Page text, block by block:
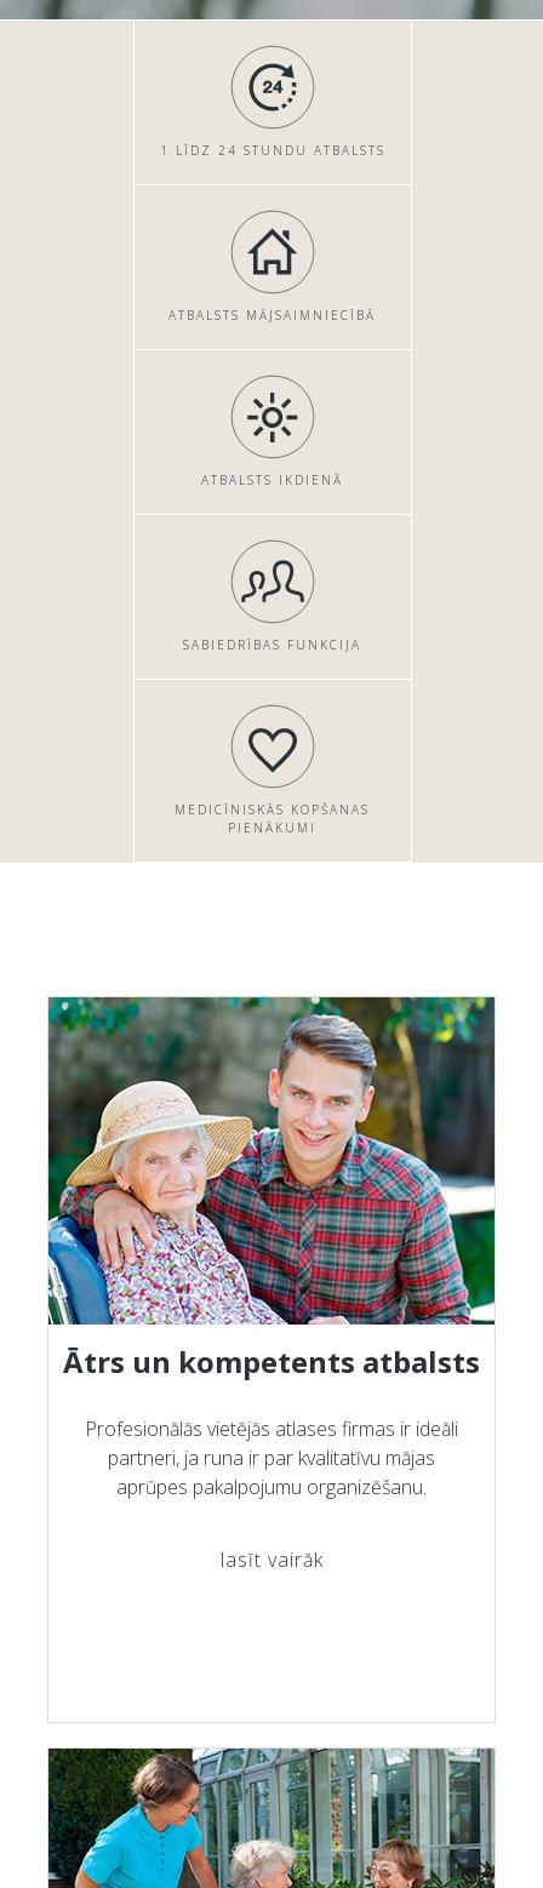
1 LĪDZ 24 STUNDU ATBALSTS
ATBALSTS MĀJSAIMNIECĪBĀ
ATBALSTS IKDIENĀ
SABIEDRĪBAS FUNKCIJA
MEDICĪNISKĀS KOPŠANAS
PIENĀKUMI
Ātrs un kompetents atbalsts
Profesionālās vietējās atlases firmas ir ideāli
partneri, ja runa ir par kvalitatīvu mājas
aprūpes pakalpojumu organizēšanu.
lasīt vairāk